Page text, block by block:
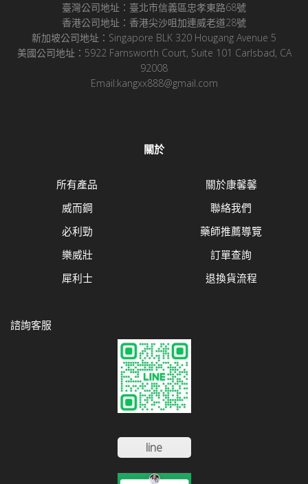
臺灣公司地址：臺北市信義區忠孝東路68號
香港公司地址：香港尖沙咀加連威老道28號
新加坡公司地址：Singapore BLK 320 Hougang Avenue 5
美國公司地址：5922 Farnsworth Court, Suite 101 Carlsbad, CA
92008
Email:kangxx888@gmail.com
關於
所有產品
威而鋼
必利勁
樂威壯
犀利士
關於康馨馨
聯絡我們
藥師推薦導覽
訂單查詢
退換貨流程
諮詢客服
line